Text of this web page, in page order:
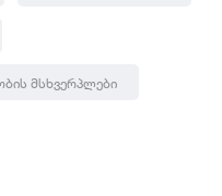
Მსხვერპლები